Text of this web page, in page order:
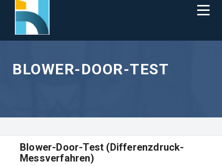
BLOWER-DOOR-TEST
Blower-Door-Test (Differenzdruck-
Messverfahren)